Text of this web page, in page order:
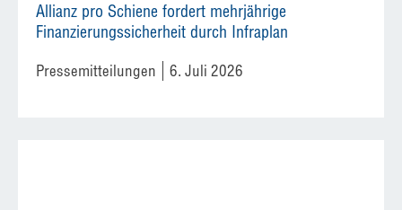
Allianz pro Schiene fordert mehrjährige
Finanzierungssicherheit durch Infraplan
Pressemitteilungen 6. Juli 2026